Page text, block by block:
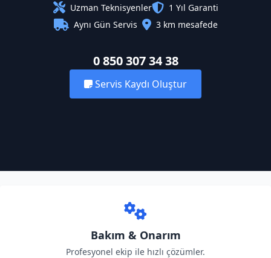
Uzman Teknisyenler
1 Yıl Garanti
Aynı Gün Servis
3 km mesafede
0 850 307 34 38
Servis Kaydı Oluştur
Bakım & Onarım
Profesyonel ekip ile hızlı çözümler.